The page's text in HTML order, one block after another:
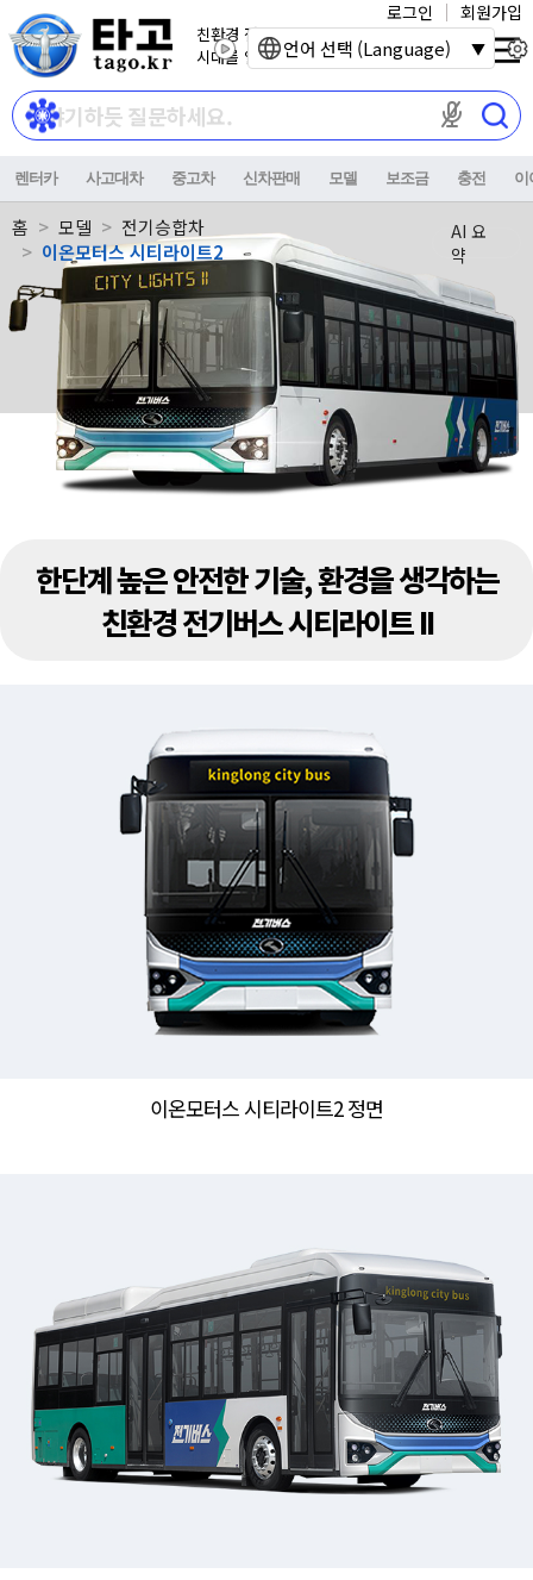
친환경 전기자동차
시대를 열어갑니다.
마이크 권한이
로그인 회원가입
렌터카 사고대차 중고차 신차판매 모델 보조금 충전 이
홈 모델
전기승합차
이온모터스 시티라이트2
AI 요
약
한단계 높은 안전한 기술, 환경을 생각하는
친환경 전기버스 시티라이트 II
이온모터스 시티라이트2 정면
언어 선택 (Language)